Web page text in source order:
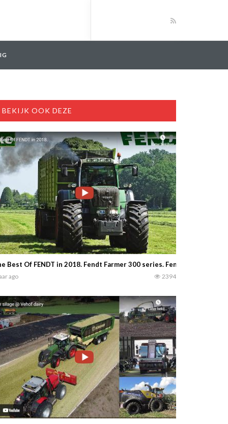
BEKIJK OOK DEZE
Best Of FENDT in 2018. Fendt Farmer 300 series. Fendt Favorit
ago 2394